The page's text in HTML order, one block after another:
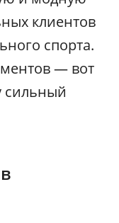
клиентов
спорта.
— вот
сильный